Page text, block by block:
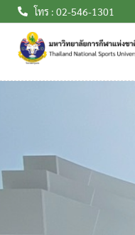
โทร : 02-546-1301